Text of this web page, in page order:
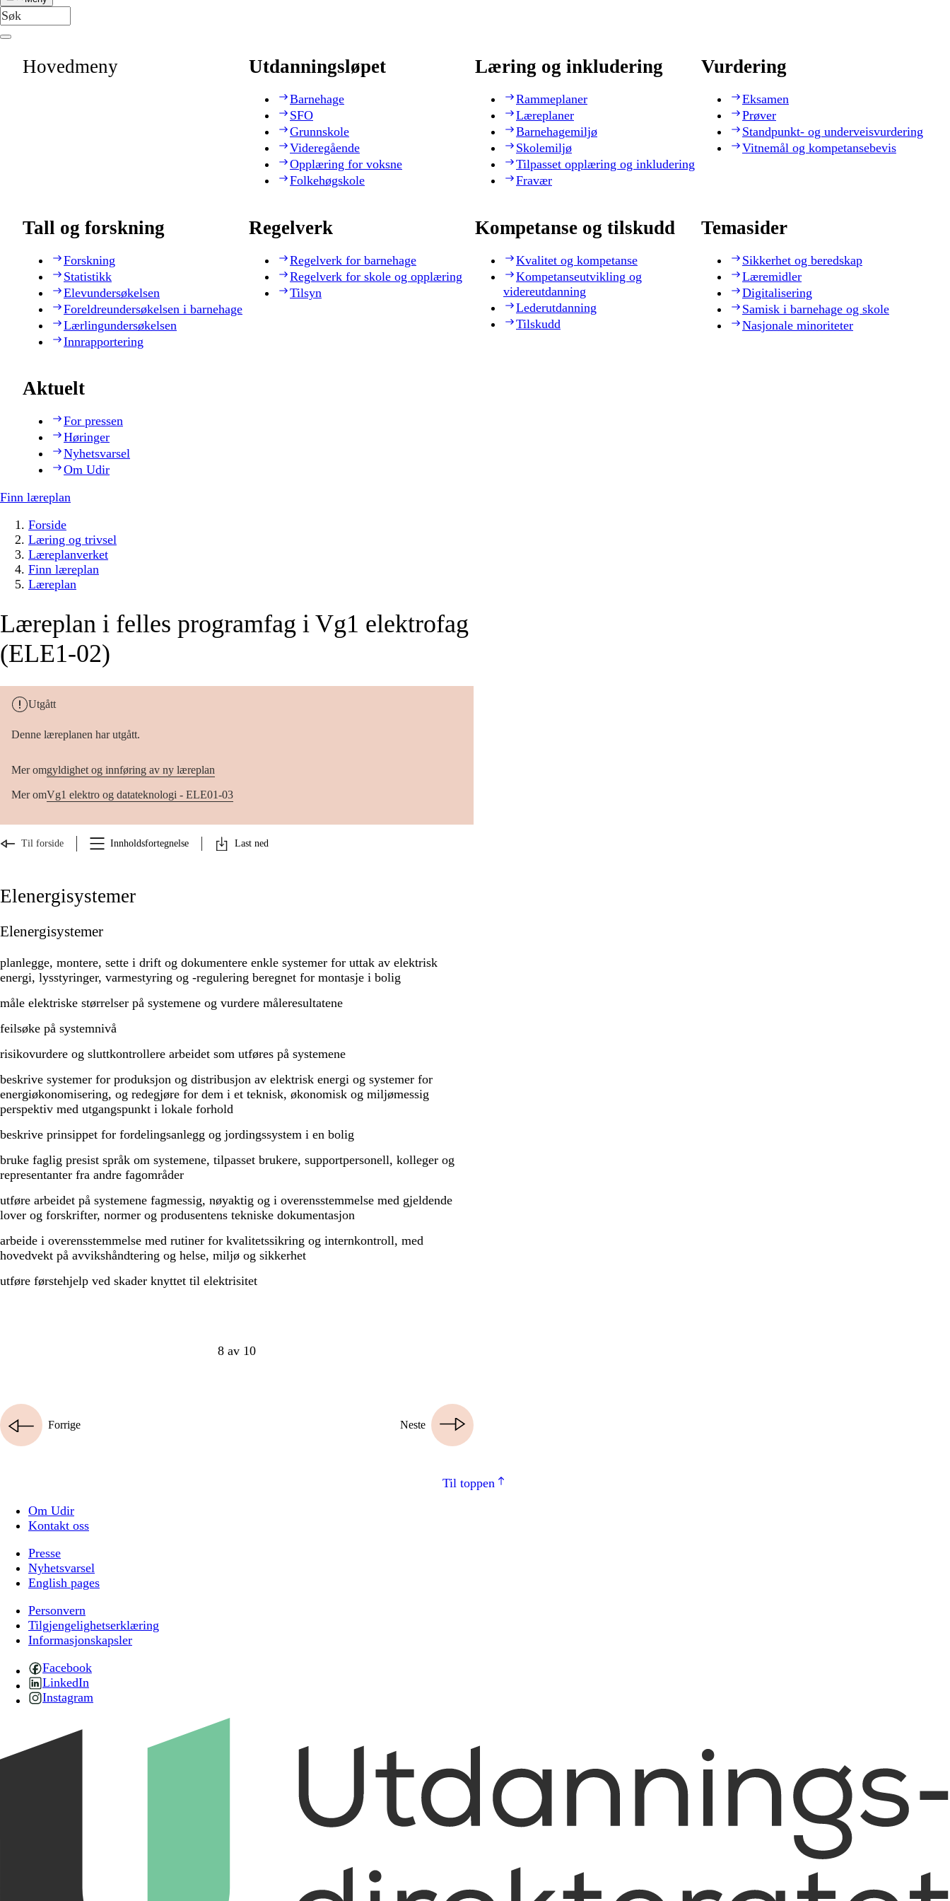
Hovedmeny Utdanningsløpet
Barnehage
SFO
Grunnskole
Videregående
Opplæring for voksne
Folkehøgskole
Læring og inkludering
Rammeplaner
Læreplaner
Barnehagemiljø
Skolemiljø
Tilpasset opplæring og inkludering
Fravær
Vurdering
Eksamen
Prøver
Standpunkt- og underveisvurdering
Vitnemål og kompetansebevis
Tall og forskning
Forskning
Statistikk
Elevundersøkelsen
Foreldreundersøkelsen i barnehage
Lærlingundersøkelsen
Innrapportering
Regelverk
Regelverk for barnehage
Regelverk for skole og opplæring
Tilsyn
Kompetanse og tilskudd
Kvalitet og kompetanse
Kompetanseutvikling og
videreutdanning
Lederutdanning
Tilskudd
Temasider
Sikkerhet og beredskap
Læremidler
Digitalisering
Samisk i barnehage og skole
Nasjonale minoriteter
Aktuelt
For pressen
Høringer
Nyhetsvarsel
Om Udir
Finn læreplan
Forside
Læring og trivsel
Læreplanverket
Finn læreplan
Læreplan
Læreplan i felles programfag i Vg1 elektrofag
(ELE1-02)
Utgått
Denne læreplanen har utgått.
Mer omgyldighet og innføring av ny læreplan
Mer omVg1 elektro og datateknologi - ELE01-03
Til forside Innholdsfortegnelse Last ned
Elenergisystemer
Elenergisystemer
planlegge, montere, sette i drift og dokumentere enkle systemer for uttak av elektrisk
energi, lysstyringer, varmestyring og -regulering beregnet for montasje i bolig
måle elektriske størrelser på systemene og vurdere måleresultatene
feilsøke på systemnivå
risikovurdere og sluttkontrollere arbeidet som utføres på systemene
beskrive systemer for produksjon og distribusjon av elektrisk energi og systemer for
energiøkonomisering, og redegjøre for dem i et teknisk, økonomisk og miljømessig
perspektiv med utgangspunkt i lokale forhold
beskrive prinsippet for fordelingsanlegg og jordingssystem i en bolig
bruke faglig presist språk om systemene, tilpasset brukere, supportpersonell, kolleger og
representanter fra andre fagområder
utføre arbeidet på systemene fagmessig, nøyaktig og i overensstemmelse med gjeldende
lover og forskrifter, normer og produsentens tekniske dokumentasjon
arbeide i overensstemmelse med rutiner for kvalitetssikring og internkontroll, med
hovedvekt på avvikshåndtering og helse, miljø og sikkerhet
utføre førstehjelp ved skader knyttet til elektrisitet
8 av 10
Neste
Forrige
Til toppen
Om Udir
Kontakt oss
Presse
Nyhetsvarsel
English pages
Personvern
Tilgjengelighetserklæring
Informasjonskapsler
Facebook
LinkedIn
Instagram